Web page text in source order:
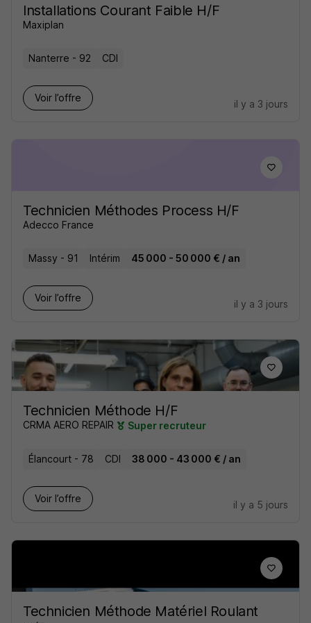
Installations Courant Faible H/F
Maxiplan
Nanterre - 92 CDI
Voir l’offre
il y a 3 jours
Technicien Méthodes Process H/F
Adecco France
Massy - 91 Intérim 45 000 - 50 000 € / an
Voir l’offre
il y a 3 jours
Technicien Méthode H/F
CRMA AERO REPAIR Super recruteur
Élancourt - 78 CDI 38 000 - 43 000 € / an
Voir l’offre
il y a 5 jours
Technicien Méthode Matériel Roulant